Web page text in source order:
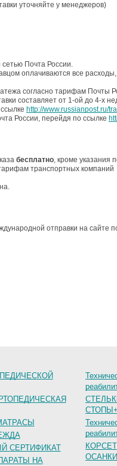
уточняйте у менеджеров)
сетью Почта России.
оплачиваются все
согласно тарифам Почты
составляет от 1-ой до 4-х
http://www.russianpost.ru/
России, перейдя по ссылке
бесплатно, кроме указания
транспортных компаний
отправки на сайте
СЕРТИФИКАТ
НА
ОСАНКИ